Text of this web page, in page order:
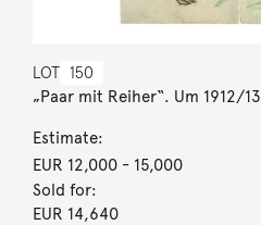
LOT 150
„Paar mit Reiher“. Um 1912/13
Estimate:
EUR 12,000- 15,000
Sold for:
EUR 14,640